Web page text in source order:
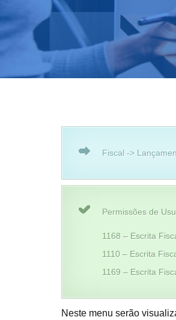
Fiscal ->
Permissões de
1168 – Escrita
1110 – Escrita
1169 – Escrita
Neste menu serão